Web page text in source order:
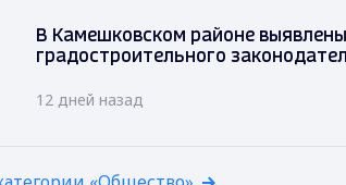
В Камешковском районе
градостроительного
12 дней назад